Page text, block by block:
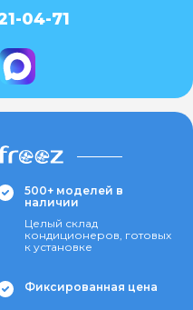
04-71
500+ моделей в
наличии
Целый склад
кондиционеров, готовых
к установке
Фиксированная цена